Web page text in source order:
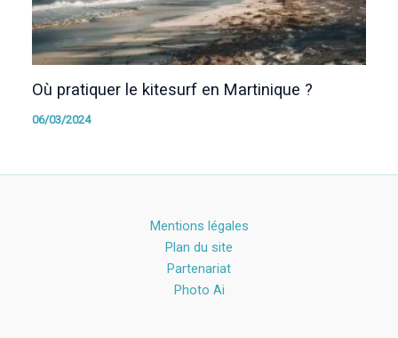
Où pratiquer le kitesurf en Martinique ?
06/03/2024
Mentions légales
Plan du site
Partenariat
Photo Ai